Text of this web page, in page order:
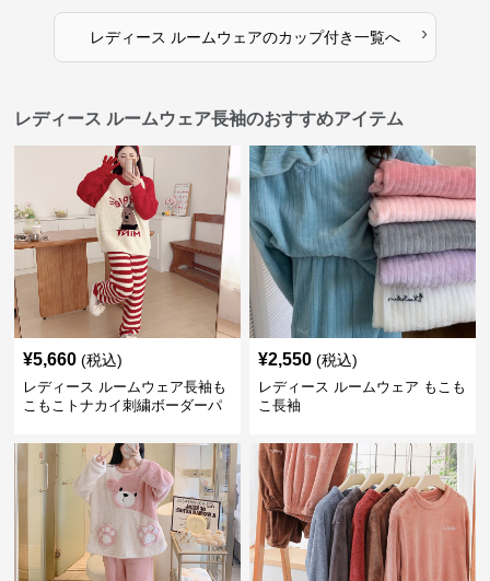
レディース ルームウェアのカップ付き一覧へ ›
レディース ルームウェア長袖のおすすめアイテム
¥5,660 (税込)
レディース ルームウェア長袖も
こもこトナカイ刺繍ボーダーパ
¥2,550 (税込)
レディース ルームウェア もこも
こ長袖